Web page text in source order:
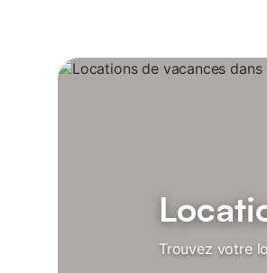
Trouvez votre